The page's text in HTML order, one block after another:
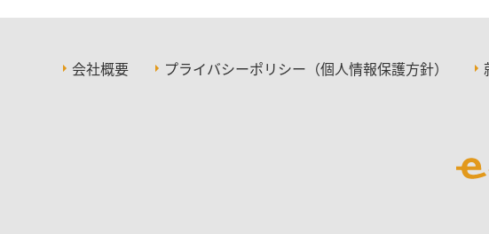
会社概要 プライバシーポリシー（個人情報保護方針）